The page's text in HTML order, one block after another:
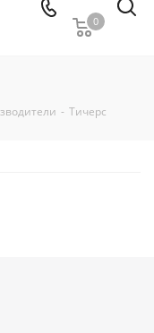
0
- Тичерс